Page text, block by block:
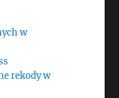
w
rekody w